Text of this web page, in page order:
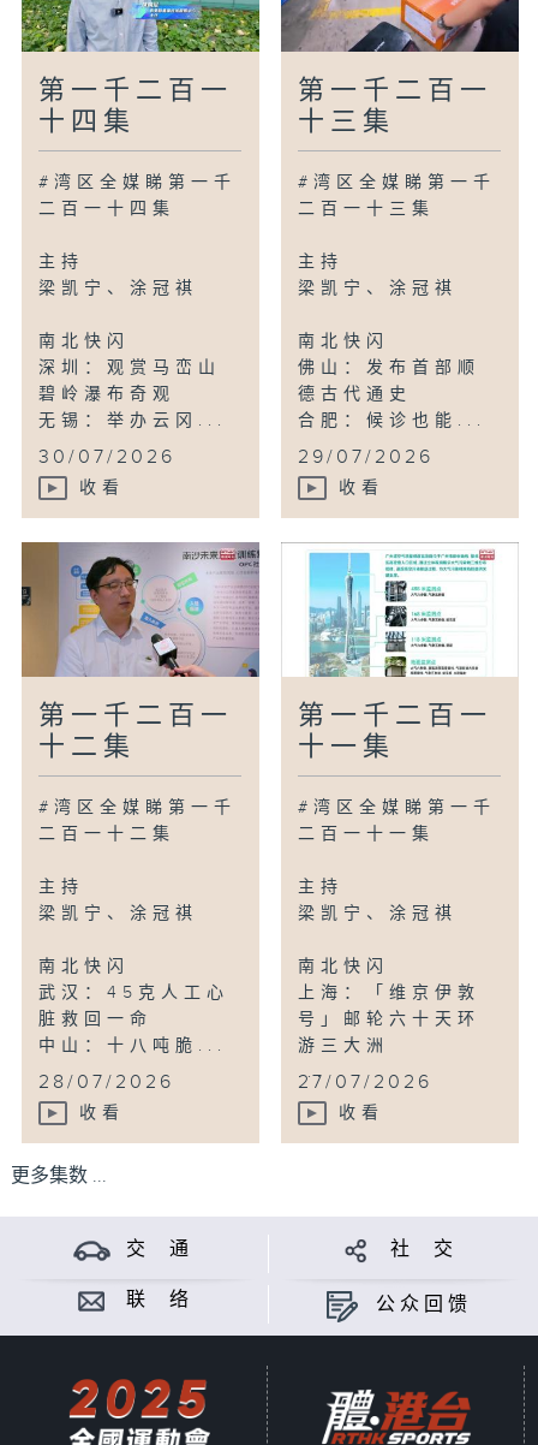
第一千二百一
十四集
#湾区全媒睇第一千
二百一十四集
主持
梁凯宁、涂冠祺
南北快闪
深圳：观赏马峦山
碧岭瀑布奇观
无锡：举办云冈...
30/07/2026
收看
第一千二百一
十三集
#湾区全媒睇第一千
二百一十三集
主持
梁凯宁、涂冠祺
南北快闪
佛山：发布首部顺
德古代通史
合肥：候诊也能...
29/07/2026
收看
第一千二百一
十二集
#湾区全媒睇第一千
二百一十二集
主持
梁凯宁、涂冠祺
南北快闪
武汉：45克人工心
脏救回一命
中山：十八吨脆...
28/07/2026
收看
第一千二百一
十一集
#湾区全媒睇第一千
二百一十一集
主持
梁凯宁、涂冠祺
南北快闪
上海：「维京伊敦
号」邮轮六十天环
游三大洲
...
27/07/2026
收看
更多集数 ...
交 通 社 交
联 络 公众回馈